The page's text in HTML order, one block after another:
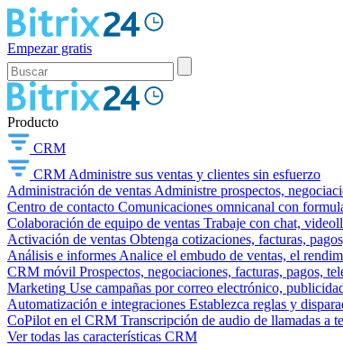
Empezar gratis
Producto
CRM
CRM Administre sus ventas y clientes sin esfuerzo
Administración de ventas Administre prospectos,
Centro de contacto Comunicaciones omnicanal con
Colaboración de equipo de ventas Trabaje con chat,
Activación de ventas Obtenga cotizaciones, facturas,
Análisis e informes Analice el embudo de ventas, el
CRM móvil Prospectos, negociaciones, facturas, pagos,
Marketing Use campañas por correo electrónico,
Automatización e integraciones Establezca reglas y
CoPilot en el CRM Transcripción de audio de llamadas a
Ver todas las características CRM